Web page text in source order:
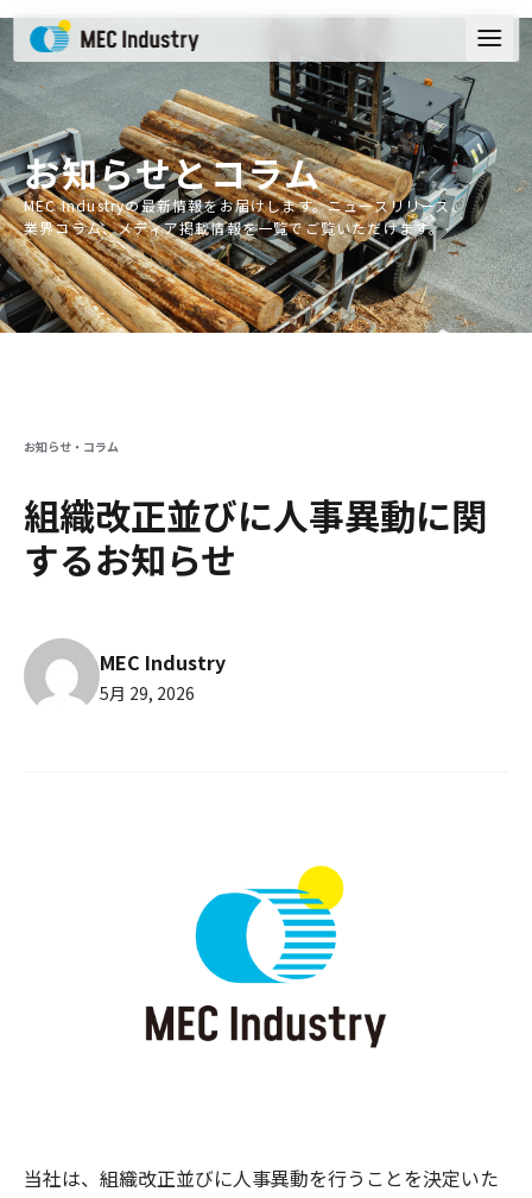
お知らせとコラム
MEC Industryの最新情報をお届けします。ニュースリリース、
業界コラム、メディア掲載情報を一覧でご覧いただけます。
お知らせ・コラム
組織改正並びに人事異動に関
するお知らせ
MEC Industry
5月 29, 2026
当社は、組織改正並びに人事異動を行うことを決定いた